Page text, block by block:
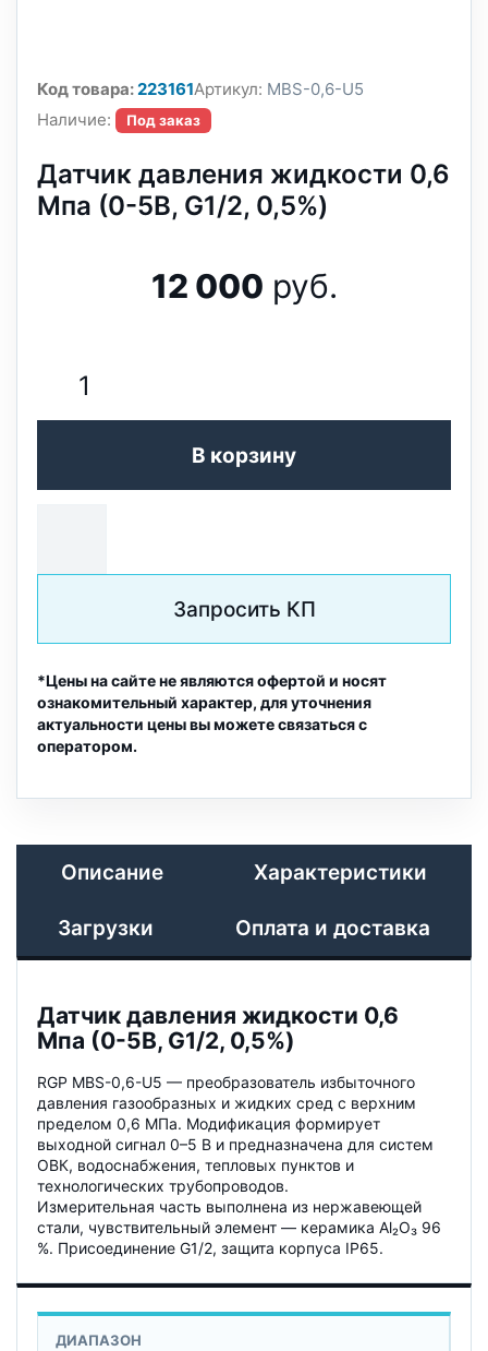
Код товара:223161Артикул: MBS-0,6-U5
Наличие:
Под заказ
Датчик давления жидкости 0,6
Мпа (0-5В, G1/2, 0,5%)
12 000 руб.
В корзину
Запросить КП
*Цены на сайте не являются офертой и носят
ознакомительный характер, для уточнения
актуальности цены вы можете связаться с
оператором.
Описание Характеристики
Загрузки Оплата и доставка
Датчик давления жидкости 0,6
Мпа (0-5В, G1/2, 0,5%)
RGP MBS-0,6-U5 — преобразователь избыточного
давления газообразных и жидких сред с верхним
пределом 0,6 МПа. Модификация формирует
выходной сигнал 0–5 В и предназначена для систем
ОВК, водоснабжения, тепловых пунктов и
технологических трубопроводов.
Измерительная часть выполнена из нержавеющей
стали, чувствительный элемент — керамика Al₂O₃ 96
%. Присоединение G1/2, защита корпуса IP65.
ДИАПАЗОН